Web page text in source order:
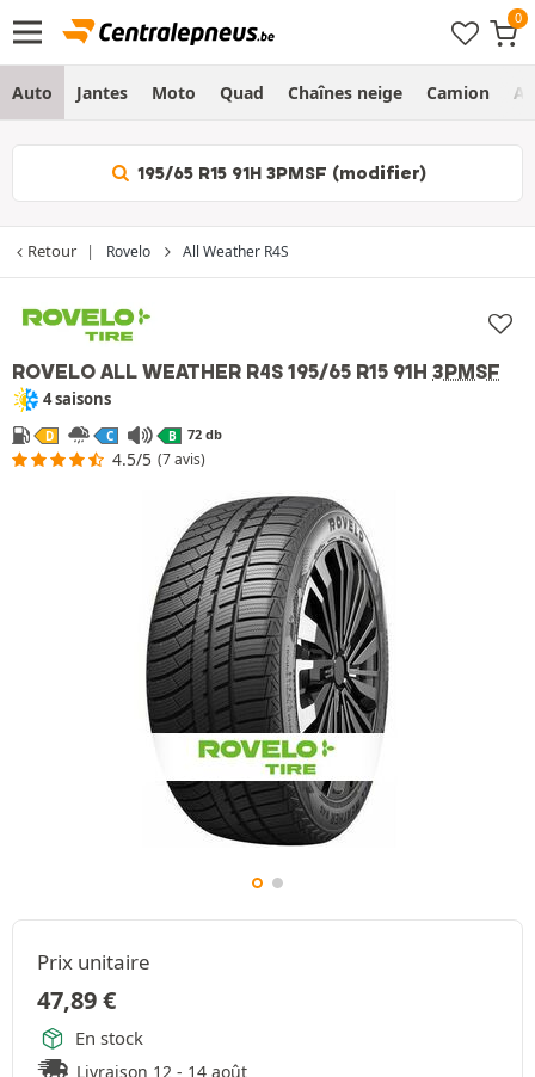
Auto Jantes Moto Quad Chaînes neige Camion
195/65 R15 91H 3PMSF (modifier)
Retour Rovelo All Weather R4S
ROVELO ALL WEATHER R4S 195/65 R15 91H 3PMSF
4 saisons
D C B 72 db
4.5/5 (7 avis)
Prix unitaire
47,89€
En stock
Livraison 12 - 14 août